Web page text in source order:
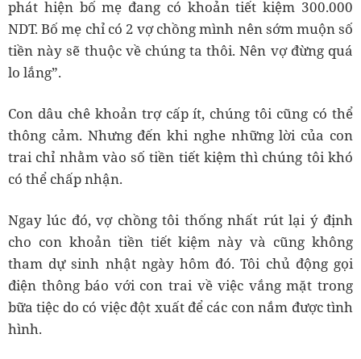
phát hiện bố mẹ đang có khoản tiết kiệm 300.000
NDT. Bố mẹ chỉ có 2 vợ chồng mình nên sớm muộn số
tiền này sẽ thuộc về chúng ta thôi. Nên vợ đừng quá
lo lắng”.
Con dâu chê khoản trợ cấp ít, chúng tôi cũng có thể
thông cảm. Nhưng đến khi nghe những lời của con
trai chỉ nhằm vào số tiền tiết kiệm thì chúng tôi khó
có thể chấp nhận.
Ngay lúc đó, vợ chồng tôi thống nhất rút lại ý định
cho con khoản tiền tiết kiệm này và cũng không
tham dự sinh nhật ngày hôm đó. Tôi chủ động gọi
điện thông báo với con trai về việc vắng mặt trong
bữa tiệc do có việc đột xuất để các con nắm được tình
hình.